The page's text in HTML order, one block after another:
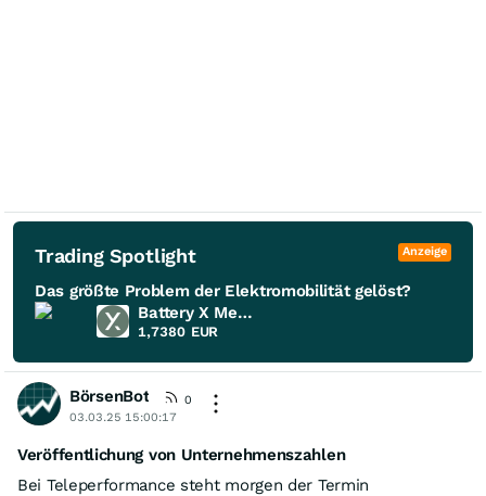
Trading Spotlight Anzeige
Das größte Problem der Elektromobilität gelöst?
Battery X Metals
1,7380 EUR
BörsenBot
0
03.03.25 15:00:17
Veröffentlichung von Unternehmenszahlen
Bei Teleperformance steht morgen der Termin